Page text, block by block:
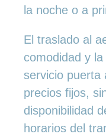
la noche o a
El traslado al
comodidad y
servicio puerta
precios fijos,
disponibilidad
horarios del